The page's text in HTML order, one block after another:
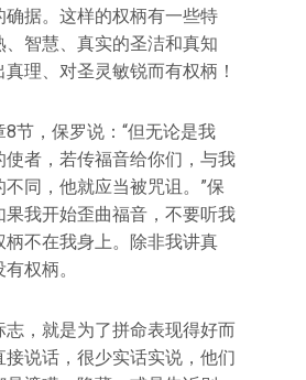
确据。这样的权柄有一些特
、智慧、真实的圣洁和真知
理、对圣灵敏锐而有权柄！
节，保罗说：“但无论是我
使者，若传福音给你们，与我
同，他就应当被咒诅。”保
果我开始歪曲福音，不要听我
柄不在我身上。除非我讲真
权柄。
志，就是为了拼命表现得好而
接说话，很少实话实说，他们